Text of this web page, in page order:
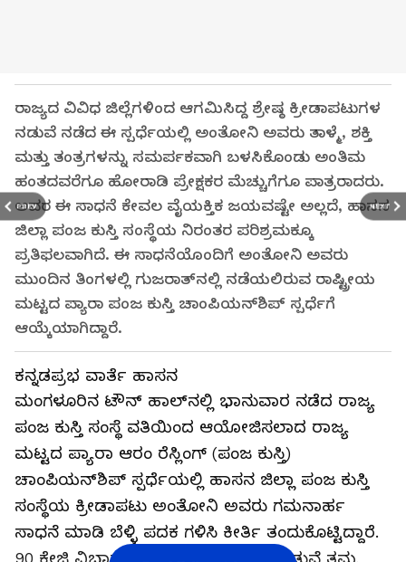
PREV NEXT
ರಾಜ್ಯದ ವಿವಿಧ ಜಿಲ್ಲೆಗಳಿಂದ ಆಗಮಿಸಿದ್ದ ಶ್ರೇಷ್ಠ ಕ್ರೀಡಾಪಟುಗಳ
ನಡುವೆ ನಡೆದ ಈ ಸ್ಪರ್ಧೆಯಲ್ಲಿ ಅಂತೋನಿ ಅವರು ತಾಳ್ಮೆ, ಶಕ್ತಿ
ಮತ್ತು ತಂತ್ರಗಳನ್ನು ಸಮರ್ಪಕವಾಗಿ ಬಳಸಿಕೊಂಡು ಅಂತಿಮ
ಹಂತದವರೆಗೂ ಹೋರಾಡಿ ಪ್ರೇಕ್ಷಕರ ಮೆಚ್ಚುಗೆಗೂ ಪಾತ್ರರಾದರು.
ಅವರ ಈ ಸಾಧನೆ ಕೇವಲ ವೈಯಕ್ತಿಕ ಜಯವಷ್ಟೇ ಅಲ್ಲದೆ, ಹಾಸನ
ಜಿಲ್ಲಾ ಪಂಜ ಕುಸ್ತಿ ಸಂಸ್ಥೆಯ ನಿರಂತರ ಪರಿಶ್ರಮಕ್ಕೂ
ಪ್ರತಿಫಲವಾಗಿದೆ. ಈ ಸಾಧನೆಯೊಂದಿಗೆ ಅಂತೋನಿ ಅವರು
ಮುಂದಿನ ತಿಂಗಳಲ್ಲಿ ಗುಜರಾತ್‌ನಲ್ಲಿ ನಡೆಯಲಿರುವ ರಾಷ್ಟ್ರೀಯ
ಮಟ್ಟದ ಪ್ಯಾರಾ ಪಂಜ ಕುಸ್ತಿ ಚಾಂಪಿಯನ್‌ಶಿಪ್ ಸ್ಪರ್ಧೆಗೆ
ಆಯ್ಕೆಯಾಗಿದ್ದಾರೆ.
ಕನ್ನಡಪ್ರಭ ವಾರ್ತೆ ಹಾಸನ
ಮಂಗಳೂರಿನ ಟೌನ್ ಹಾಲ್‌ನಲ್ಲಿ ಭಾನುವಾರ ನಡೆದ ರಾಜ್ಯ
ಪಂಜ ಕುಸ್ತಿ ಸಂಸ್ಥೆ ವತಿಯಿಂದ ಆಯೋಜಿಸಲಾದ ರಾಜ್ಯ
ಮಟ್ಟದ ಪ್ಯಾರಾ ಆರಂ ರೆಸ್ಲಿಂಗ್ (ಪಂಜ ಕುಸ್ತಿ)
ಚಾಂಪಿಯನ್‌ಶಿಪ್ ಸ್ಪರ್ಧೆಯಲ್ಲಿ ಹಾಸನ ಜಿಲ್ಲಾ ಪಂಜ ಕುಸ್ತಿ
ಸಂಸ್ಥೆಯ ಕ್ರೀಡಾಪಟು ಅಂತೋನಿ ಅವರು ಗಮನಾರ್ಹ
ಸಾಧನೆ ಮಾಡಿ ಬೆಳ್ಳಿ ಪದಕ ಗಳಿಸಿ ಕೀರ್ತಿ ತಂದುಕೊಟ್ಟಿದ್ದಾರೆ.